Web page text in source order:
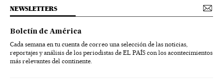
NEWSLETTERS
Boletín de América
Cada semana en tu cuenta de correo una selección de las noticias,
reportajes y análisis de los periodistas de EL PAÍS con los acontecimientos
más relevantes del continente.